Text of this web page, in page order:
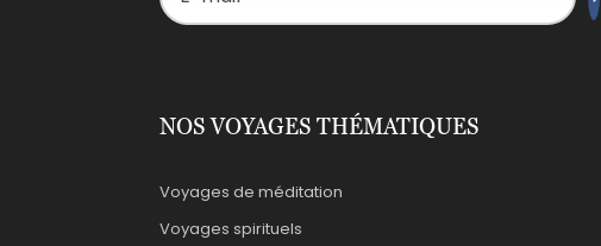
NOS VOYAGES THÉMATIQUES
Voyages de méditation
Voyages spirituels